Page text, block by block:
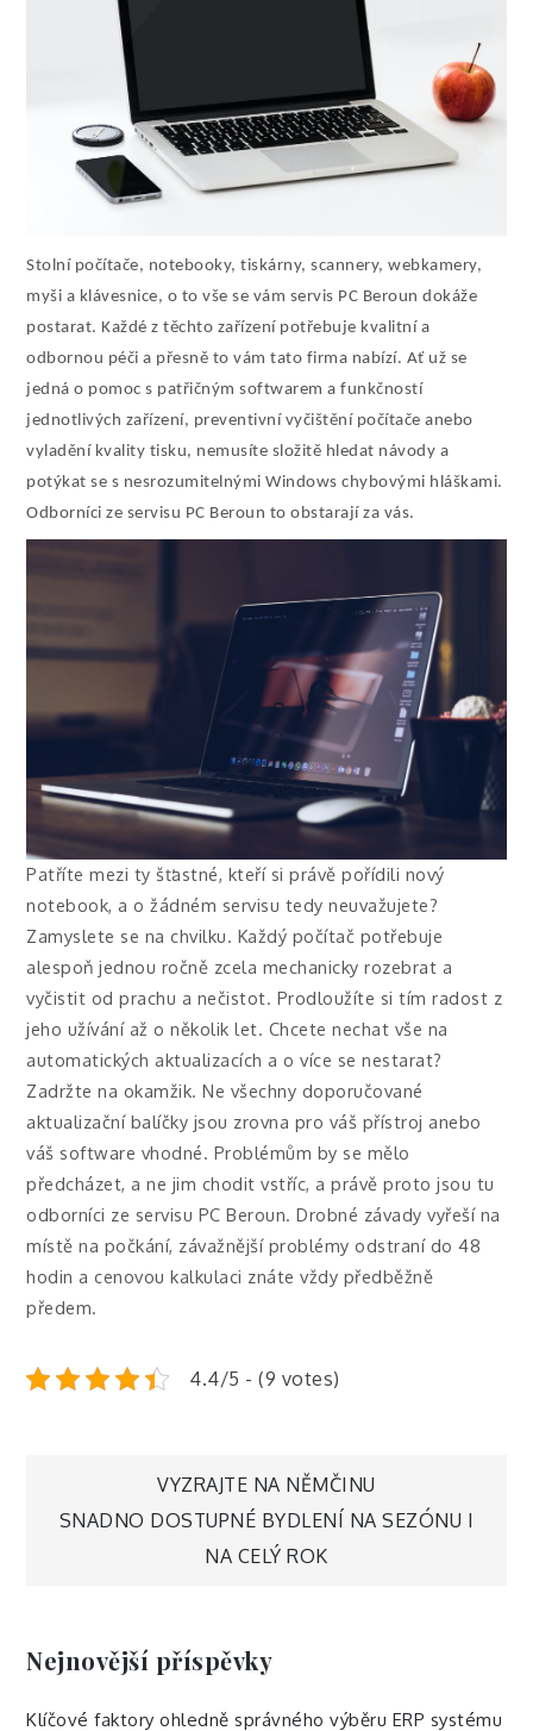
Stolní počítače, notebooky, tiskárny, scannery, webkamery,
myši a klávesnice, o to vše se vám servis PC Beroun dokáže
postarat. Každé z těchto zařízení potřebuje kvalitní a
odbornou péči a přesně to vám tato firma nabízí. Ať už se
jedná o pomoc s patřičným softwarem a funkčností
jednotlivých zařízení, preventivní vyčištění počítače anebo
vyladění kvality tisku, nemusíte složitě hledat návody a
potýkat se s nesrozumitelnými Windows chybovými hláškami.
Odborníci ze servisu PC Beroun to obstarají za vás.
Patříte mezi ty šťastné, kteří si právě pořídili nový
notebook, a o žádném servisu tedy neuvažujete?
Zamyslete se na chvilku. Každý počítač potřebuje
alespoň jednou ročně zcela mechanicky rozebrat a
vyčistit od prachu a nečistot. Prodloužíte si tím radost z
jeho užívání až o několik let. Chcete nechat vše na
automatických aktualizacích a o více se nestarat?
Zadržte na okamžik. Ne všechny doporučované
aktualizační balíčky jsou zrovna pro váš přístroj anebo
váš software vhodné. Problémům by se mělo
předcházet, a ne jim chodit vstříc, a právě proto jsou tu
odborníci ze servisu PC Beroun. Drobné závady vyřeší na
místě na počkání, závažnější problémy odstraní do 48
hodin a cenovou kalkulaci znáte vždy předběžně
předem.
4.4/5 - (9 votes)
NavigaceVYZRAJTE NA NĚMČINU
SNADNO DOSTUPNÉ BYDLENÍ NA SEZÓNU I
NA CELÝ ROK
Nejnovější příspěvky
Klíčové faktory ohledně správného výběru ERP systému